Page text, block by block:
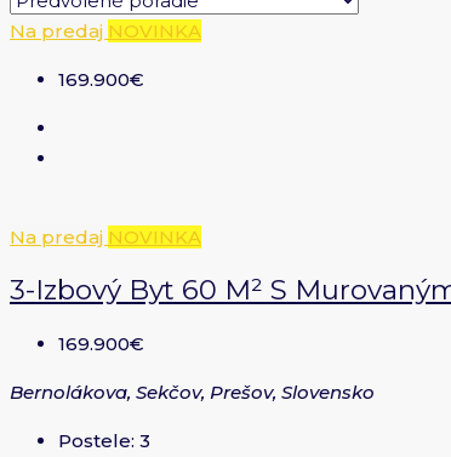
Na predaj NOVINKA
169.900€
Na predaj NOVINKA
3-Izbový Byt 60 M² S
169.900€
Bernolákova, Sekčov, Prešov, Slovensko
Postele: 3